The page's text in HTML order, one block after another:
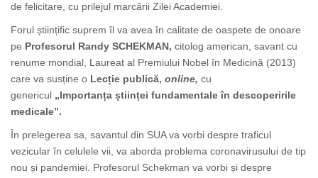
de felicitare, cu prilejul marcării Zilei Academiei.
Forul științific suprem îl va avea în calitate de oaspete de onoare
pe Profesorul Randy SCHEKMAN, citolog american, savant cu
renume mondial, Laureat al Premiului Nobel în Medicină (2013)
care va susține o Lecție publică, online, cu
genericul „Importanța științei fundamentale în descoperirile
medicale”.
În prelegerea sa, savantul din SUA va vorbi despre traficul
vezicular în celulele vii, va aborda problema coronavirusului de tip
nou și pandemiei. Profesorul Schekman va vorbi și despre